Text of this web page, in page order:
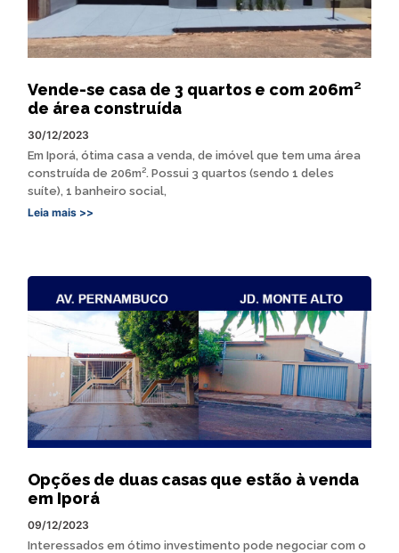
Vende-se casa de 3 quartos e com 206m²
de área construída
30/12/2023
Em Iporá, ótima casa a venda, de imóvel que tem uma área
construída de 206m². Possui 3 quartos (sendo 1 deles
suíte), 1 banheiro social,
Leia mais >>
Opções de duas casas que estão à venda
em Iporá
09/12/2023
Interessados em ótimo investimento pode negociar com o